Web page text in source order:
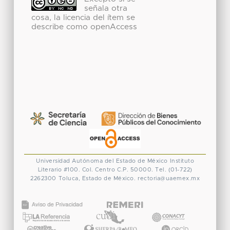
señala otra
cosa, la licencia del ítem se
describe como openAccess
Universidad Autónoma del Estado de México
Instituto
Literario #100. Col. Centro C.P. 50000. Tel. (01-722)
2262300 Toluca, Estado de México. rectoria@uaemex.mx